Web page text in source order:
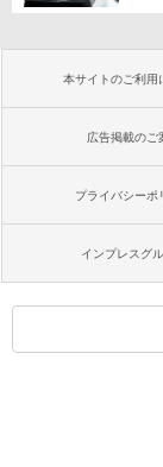
本サイトのご利用
広告掲載のご
プライバシーポ
インプレスグ